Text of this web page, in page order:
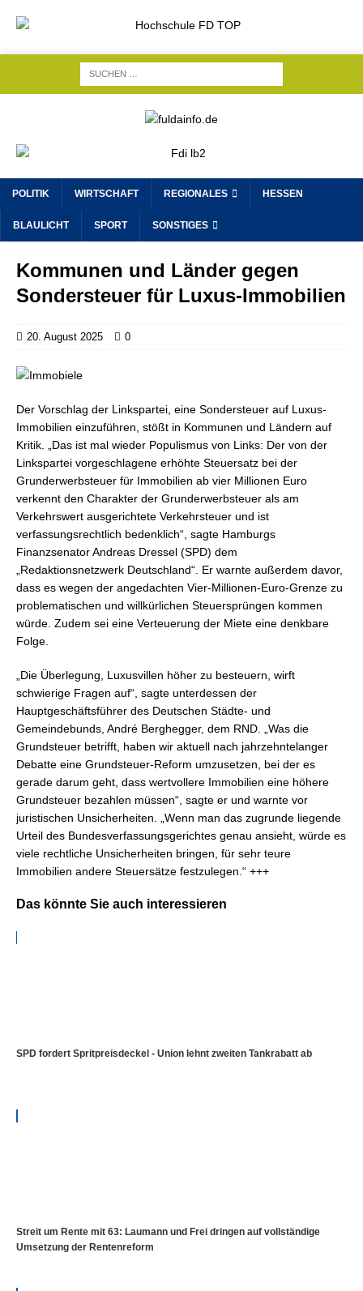
POLITIK WIRTSCHAFT REGIONALES HESSEN
BLAULICHT SPORT SONSTIGES
Kommunen und Länder gegen
Sondersteuer für Luxus-Immobilien
20. August 2025 0
Der Vorschlag der Linkspartei, eine Sondersteuer auf Luxus-
Immobilien einzuführen, stößt in Kommunen und Ländern auf
Kritik. „Das ist mal wieder Populismus von Links: Der von der
Linkspartei vorgeschlagene erhöhte Steuersatz bei der
Grunderwerbsteuer für Immobilien ab vier Millionen Euro
verkennt den Charakter der Grunderwerbsteuer als am
Verkehrswert ausgerichtete Verkehrsteuer und ist
verfassungsrechtlich bedenklich“, sagte Hamburgs
Finanzsenator Andreas Dressel (SPD) dem
„Redaktionsnetzwerk Deutschland“. Er warnte außerdem davor,
dass es wegen der angedachten Vier-Millionen-Euro-Grenze zu
problematischen und willkürlichen Steuersprüngen kommen
würde. Zudem sei eine Verteuerung der Miete eine denkbare
Folge.
„Die Überlegung, Luxusvillen höher zu besteuern, wirft
schwierige Fragen auf“, sagte unterdessen der
Hauptgeschäftsführer des Deutschen Städte- und
Gemeindebunds, André Berghegger, dem RND. „Was die
Grundsteuer betrifft, haben wir aktuell nach jahrzehntelanger
Debatte eine Grundsteuer-Reform umzusetzen, bei der es
gerade darum geht, dass wertvollere Immobilien eine höhere
Grundsteuer bezahlen müssen“, sagte er und warnte vor
juristischen Unsicherheiten. „Wenn man das zugrunde liegende
Urteil des Bundesverfassungsgerichtes genau ansieht, würde es
viele rechtliche Unsicherheiten bringen, für sehr teure
Immobilien andere Steuersätze festzulegen.“ +++
Das könnte Sie auch interessieren
SPD fordert Spritpreisdeckel - Union lehnt zweiten Tankrabatt ab
Streit um Rente mit 63: Laumann und Frei dringen auf vollständige
Umsetzung der Rentenreform